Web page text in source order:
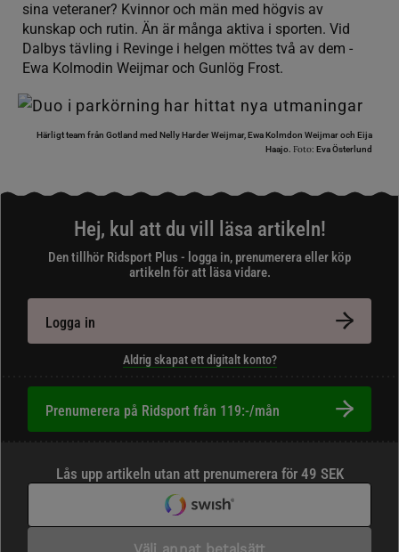
sina veteraner? Kvinnor och män med högvis av
kunskap och rutin. Än är många aktiva i sporten. Vid
Dalbys tävling i Revinge i helgen möttes två av dem -
Ewa Kolmodin Weijmar och Gunlög Frost.
Härligt team från Gotland med Nelly Harder Weijmar, Ewa Kolmdon Weijmar och Eija
Haajo. Foto: Eva Österlund
Hej, kul att du vill läsa artikeln!
Den tillhör Ridsport Plus - logga in, prenumerera eller köp
artikeln för att läsa vidare.
Logga in
Aldrig skapat ett digitalt konto?
Prenumerera på Ridsport från 119:-/mån